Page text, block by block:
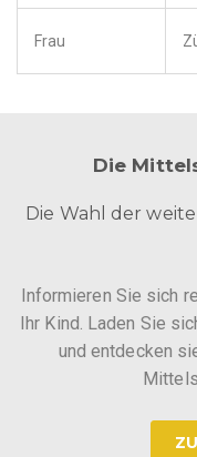
Frau
Die
Die Wahl der
Informieren Sie sich
Ihr Kind. Laden Sie
und entdecken